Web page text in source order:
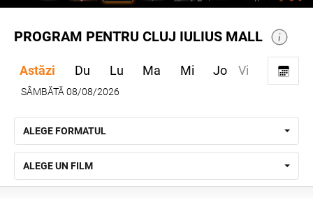
PROGRAM PENTRU CLUJ IULIUS MALL
Astăzi Du Lu Ma Mi Jo Vi
SÂMBĂTĂ 08/08/2026
ALEGE FORMATUL
ALEGE UN FILM